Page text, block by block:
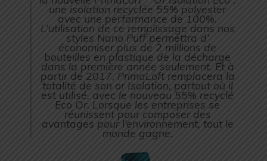
une isolation recyclée 55% polyester
avec une performance de 100%.
L’utilisation de ce remplissage dans nos
styles Nano Puff permettra d’
économiser plus de 2 millions de
bouteilles en plastique de la décharge
dans la première année seulement. Et à
partir de 2017, PrimaLoft remplacera la
totalité de son or Isolation, partout où il
est utilisé, avec le nouveau 55% recyclé
Eco Or. Lorsque les entreprises se
réunissent pour composer des
avantages pour l’environnement, tout le
monde gagne.